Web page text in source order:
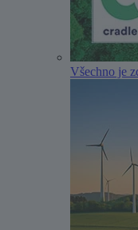
Všechno je